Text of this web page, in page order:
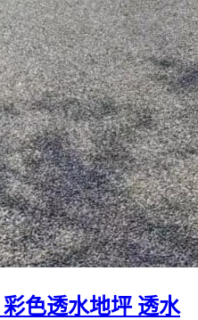
色透水地坪 透水